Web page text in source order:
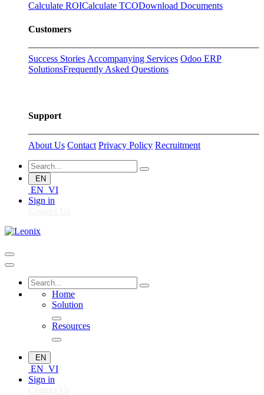
Calculate ROICalculate TCODownload Documents
Customers
Success Stories Accompanying Services Odoo ERP
SolutionsFrequently Asked Questions
Support
About Us Contact Privacy Policy Recruitment
EN
EN VI
Sign in
Home
Solution
Resources
EN
EN VI
Sign in